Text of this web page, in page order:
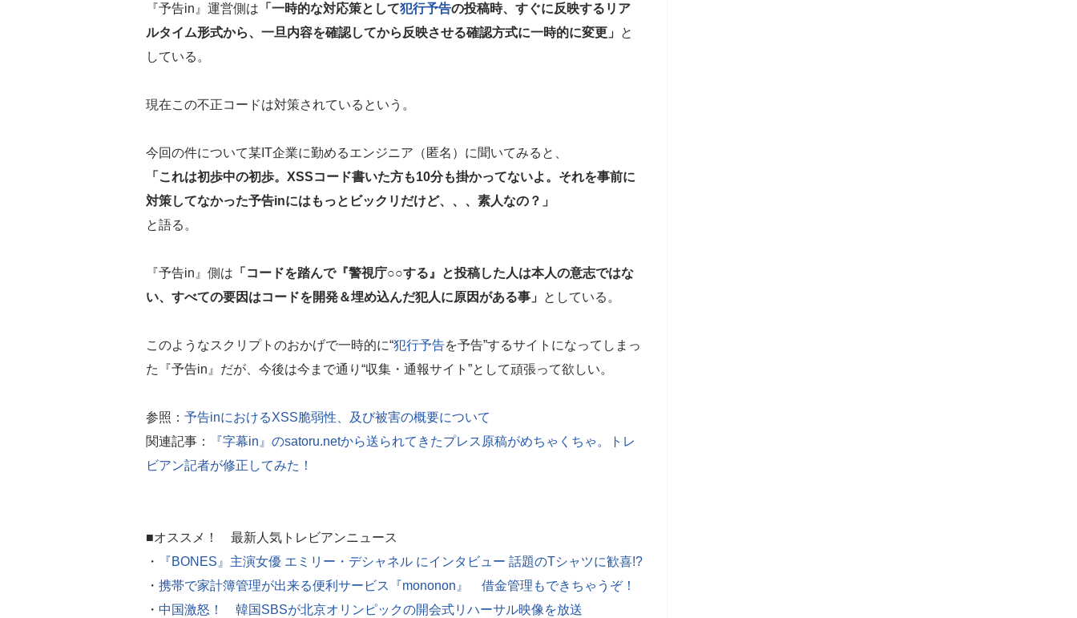
『予告in』運営側は 「一時的な対応策として犯行予告の投稿時、すぐに反映するリア
ルタイム形式から、一旦内容を確認してから反映させる確認方式に一時的に変更」
と
している。
現在この不正コードは対策されているという。
今回の件について某IT企業に勤めるエンジニア（匿名）に聞いてみると、
「これは初歩中の初歩。XSSコード書いた方も10分も掛かってないよ。それを事前に
対策してなかった予告inにはもっとビックリだけど、、、素人なの？」
と語る。
『予告in』側は 「コードを踏んで『警視庁○○する』と投稿した人は本人の意志ではな
い、すべての要因はコードを開発＆埋め込んだ犯人に原因がある事」
としている。
このようなスクリプトのおかげで一時的に“犯行予告を予告”するサイトになってしまっ
た『予告in』だが、今後は今まで通り“収集・通報サイト”として頑張って欲しい。
参照： 予告inにおけるXSS脆弱性、及び被害の概要について
関連記事：
『字幕in』のsatoru.netから送られてきたプレス原稿がめちゃくちゃ。トレ
ビアン記者が修正してみた！
■オススメ！ 最新人気トレビアンニュース
・
『BONES』主演女優 エミリー・デシャネル にインタビュー 話題のTシャツに歓喜!?
・ 携帯で家計簿管理が出来る便利サービス『mononon』 借金管理もできちゃうぞ！
・ 中国激怒！ 韓国SBSが北京オリンピックの開会式リハーサル映像を放送